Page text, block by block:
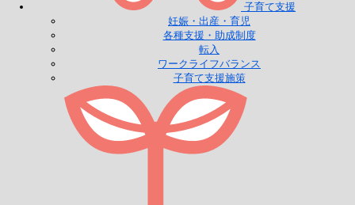
子育て支援
妊娠・出産・育児
各種支援・助成制度
転入
ワークライフバランス
子育て支援施策